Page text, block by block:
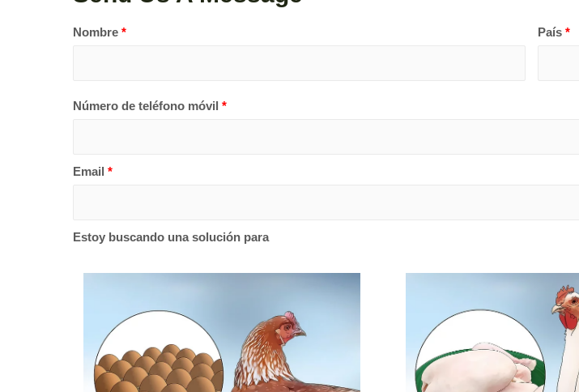
Nombre * País*
Número de teléfono móvil *
Email *
Estoy buscando una solución para